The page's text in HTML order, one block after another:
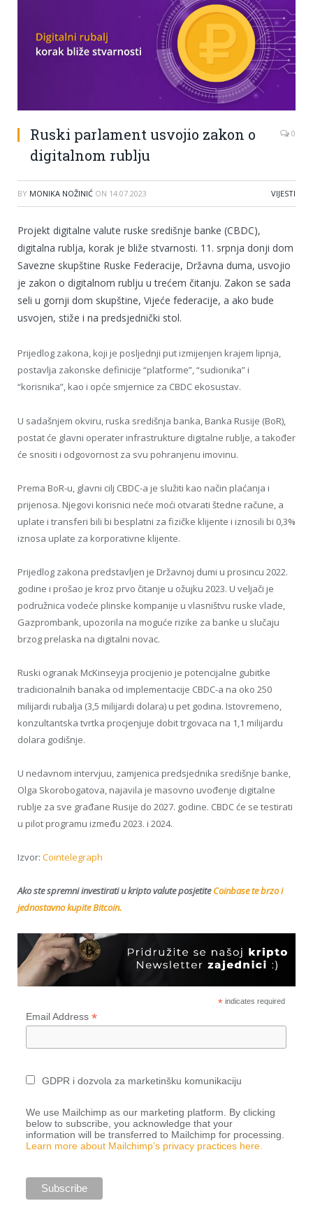
Ruski parlament usvojio zakon o
digitalnom rublju
0
BY MONIKA NOŽINIĆ ON 14.07.2023 VIJESTI
Projekt digitalne valute ruske središnje banke (CBDC),
digitalna rublja, korak je bliže stvarnosti. 11. srpnja donji dom
Savezne skupštine Ruske Federacije, Državna duma, usvojio
je zakon o digitalnom rublju u trećem čitanju. Zakon se sada
seli u gornji dom skupštine, Vijeće federacije, a ako bude
usvojen, stiže i na predsjednički stol.
Prijedlog zakona, koji je posljednji put izmijenjen krajem lipnja,
postavlja zakonske definicije “platforme”, “sudionika” i
“korisnika”, kao i opće smjernice za CBDC ekosustav.
U sadašnjem okviru, ruska središnja banka, Banka Rusije (BoR),
postat će glavni operater infrastrukture digitalne rublje, a također
će snositi i odgovornost za svu pohranjenu imovinu.
Prema BoR-u, glavni cilj CBDC-a je služiti kao način plaćanja i
prijenosa. Njegovi korisnici neće moći otvarati štedne račune, a
uplate i transferi bili bi besplatni za fizičke klijente i iznosili bi 0,3%
iznosa uplate za korporativne klijente.
Prijedlog zakona predstavljen je Državnoj dumi u prosincu 2022.
godine i prošao je kroz prvo čitanje u ožujku 2023. U veljači je
podružnica vodeće plinske kompanije u vlasništvu ruske vlade,
Gazprombank, upozorila na moguće rizike za banke u slučaju
brzog prelaska na digitalni novac.
Ruski ogranak McKinseyja procijenio je potencijalne gubitke
tradicionalnih banaka od implementacije CBDC-a na oko 250
milijardi rubalja (3,5 milijardi dolara) u pet godina. Istovremeno,
konzultantska tvrtka procjenjuje dobit trgovaca na 1,1 milijardu
dolara godišnje.
U nedavnom intervjuu, zamjenica predsjednika središnje banke,
Olga Skorobogatova, najavila je masovno uvođenje digitalne
rublje za sve građane Rusije do 2027. godine. CBDC će se testirati
u pilot programu između 2023. i 2024.
Izvor: Cointelegraph
Ako ste spremni investirati u kripto valute posjetite Coinbase te brzo i
jednostavno kupite Bitcoin.
*indicates required
Email Address *
GDPR i dozvola za marketinšku komunikaciju
We use Mailchimp as our marketing platform. By clicking
below to subscribe, you acknowledge that your
information will be transferred to Mailchimp for processing.
Learn more about Mailchimp’s privacy practices here.